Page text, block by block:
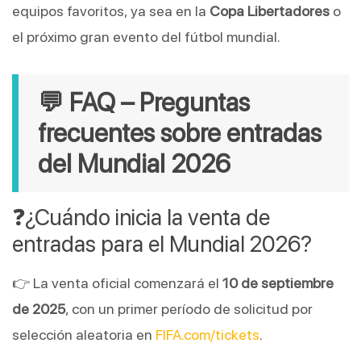
equipos favoritos, ya sea en la Copa Libertadores o
el próximo gran evento del fútbol mundial.
💬 FAQ – Preguntas
frecuentes sobre entradas
del Mundial 2026
❓¿Cuándo inicia la venta de
entradas para el Mundial 2026?
👉 La venta oficial comenzará el 10 de septiembre
de 2025, con un primer período de solicitud por
selección aleatoria en FIFA.com/tickets.